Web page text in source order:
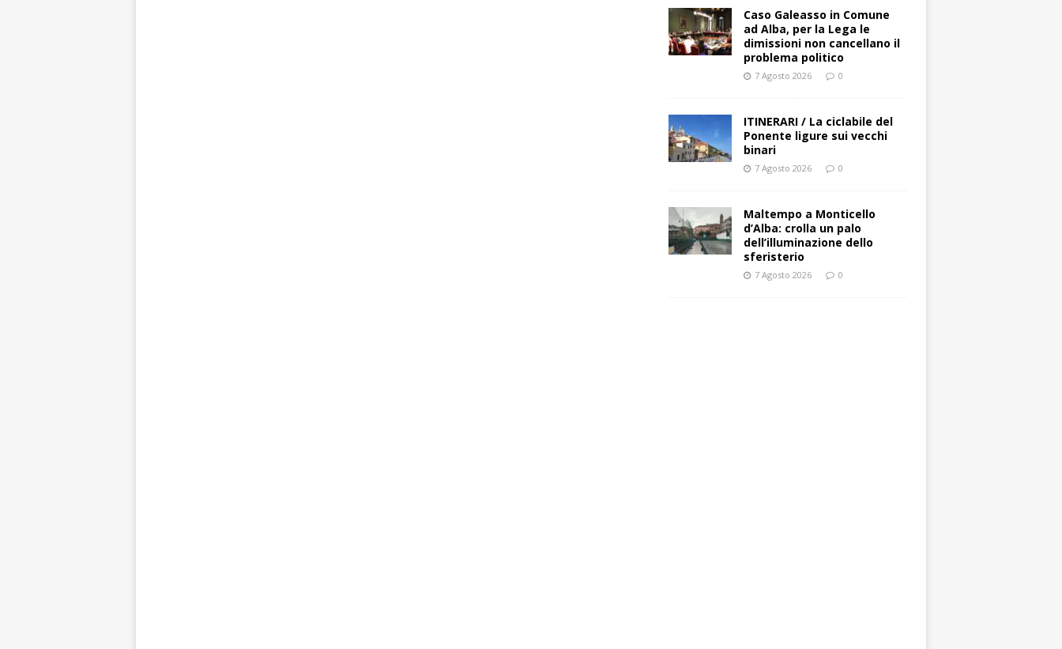
Caso Galeasso in Comune
ad Alba, per la Lega le
dimissioni non cancellano il
problema politico
7 Agosto 2026 0
ITINERARI / La ciclabile del
Ponente ligure sui vecchi
binari
7 Agosto 2026 0
Maltempo a Monticello
d’Alba: crolla un palo
dell’illuminazione dello
sferisterio
7 Agosto 2026 0